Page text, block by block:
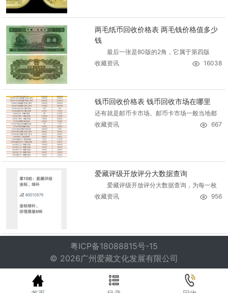
两毛纸币回收价格表 两毛钱价格值多少
钱
最后一张是80版的2角，它属于第四版
收藏资讯
16038
钱币回收价格表 钱币回收市场在哪里
还有就是邮币卡市场。邮币卡市场一般当地都
收藏资讯
667
爱藏评级开放评分大数据查询
爱藏评级开放评分大数据查询，为每一枚
收藏资讯
956
粤ICP备18088815号-15
© 2026广州爱藏文化发展有限公司